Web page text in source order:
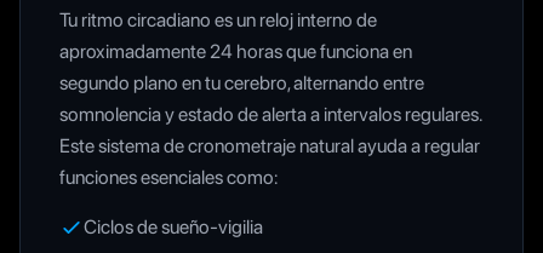
Tu ritmo circadiano es un reloj interno de
aproximadamente 24 horas que funciona en
segundo plano en tu cerebro, alternando entre
somnolencia y estado de alerta a intervalos regulares.
Este sistema de cronometraje natural ayuda a regular
funciones esenciales como:
Ciclos de sueño-vigilia